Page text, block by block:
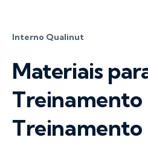
Interno Qualinut
Materiais
Treinamento